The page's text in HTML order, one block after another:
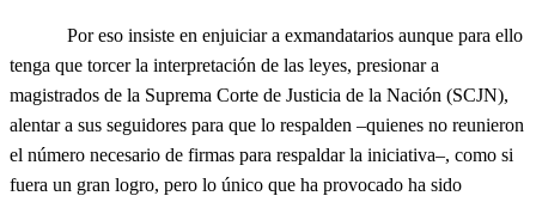
Por eso insiste en enjuiciar a exmandatarios aunque para ello
tenga que torcer la interpretación de las leyes, presionar a
magistrados de la Suprema Corte de Justicia de la Nación (SCJN),
alentar a sus seguidores para que lo respalden –quienes no reunieron
el número necesario de firmas para respaldar la iniciativa–, como si
fuera un gran logro, pero lo único que ha provocado ha sido